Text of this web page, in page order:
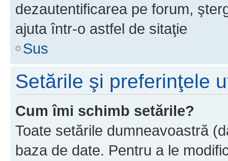
dezautentificarea pe forum,
ajuta într-o astfel de sitaţie
Sus
Setările şi preferinţele
Cum îmi schimb setările?
Toate setările dumneavoastră
baza de date. Pentru a le